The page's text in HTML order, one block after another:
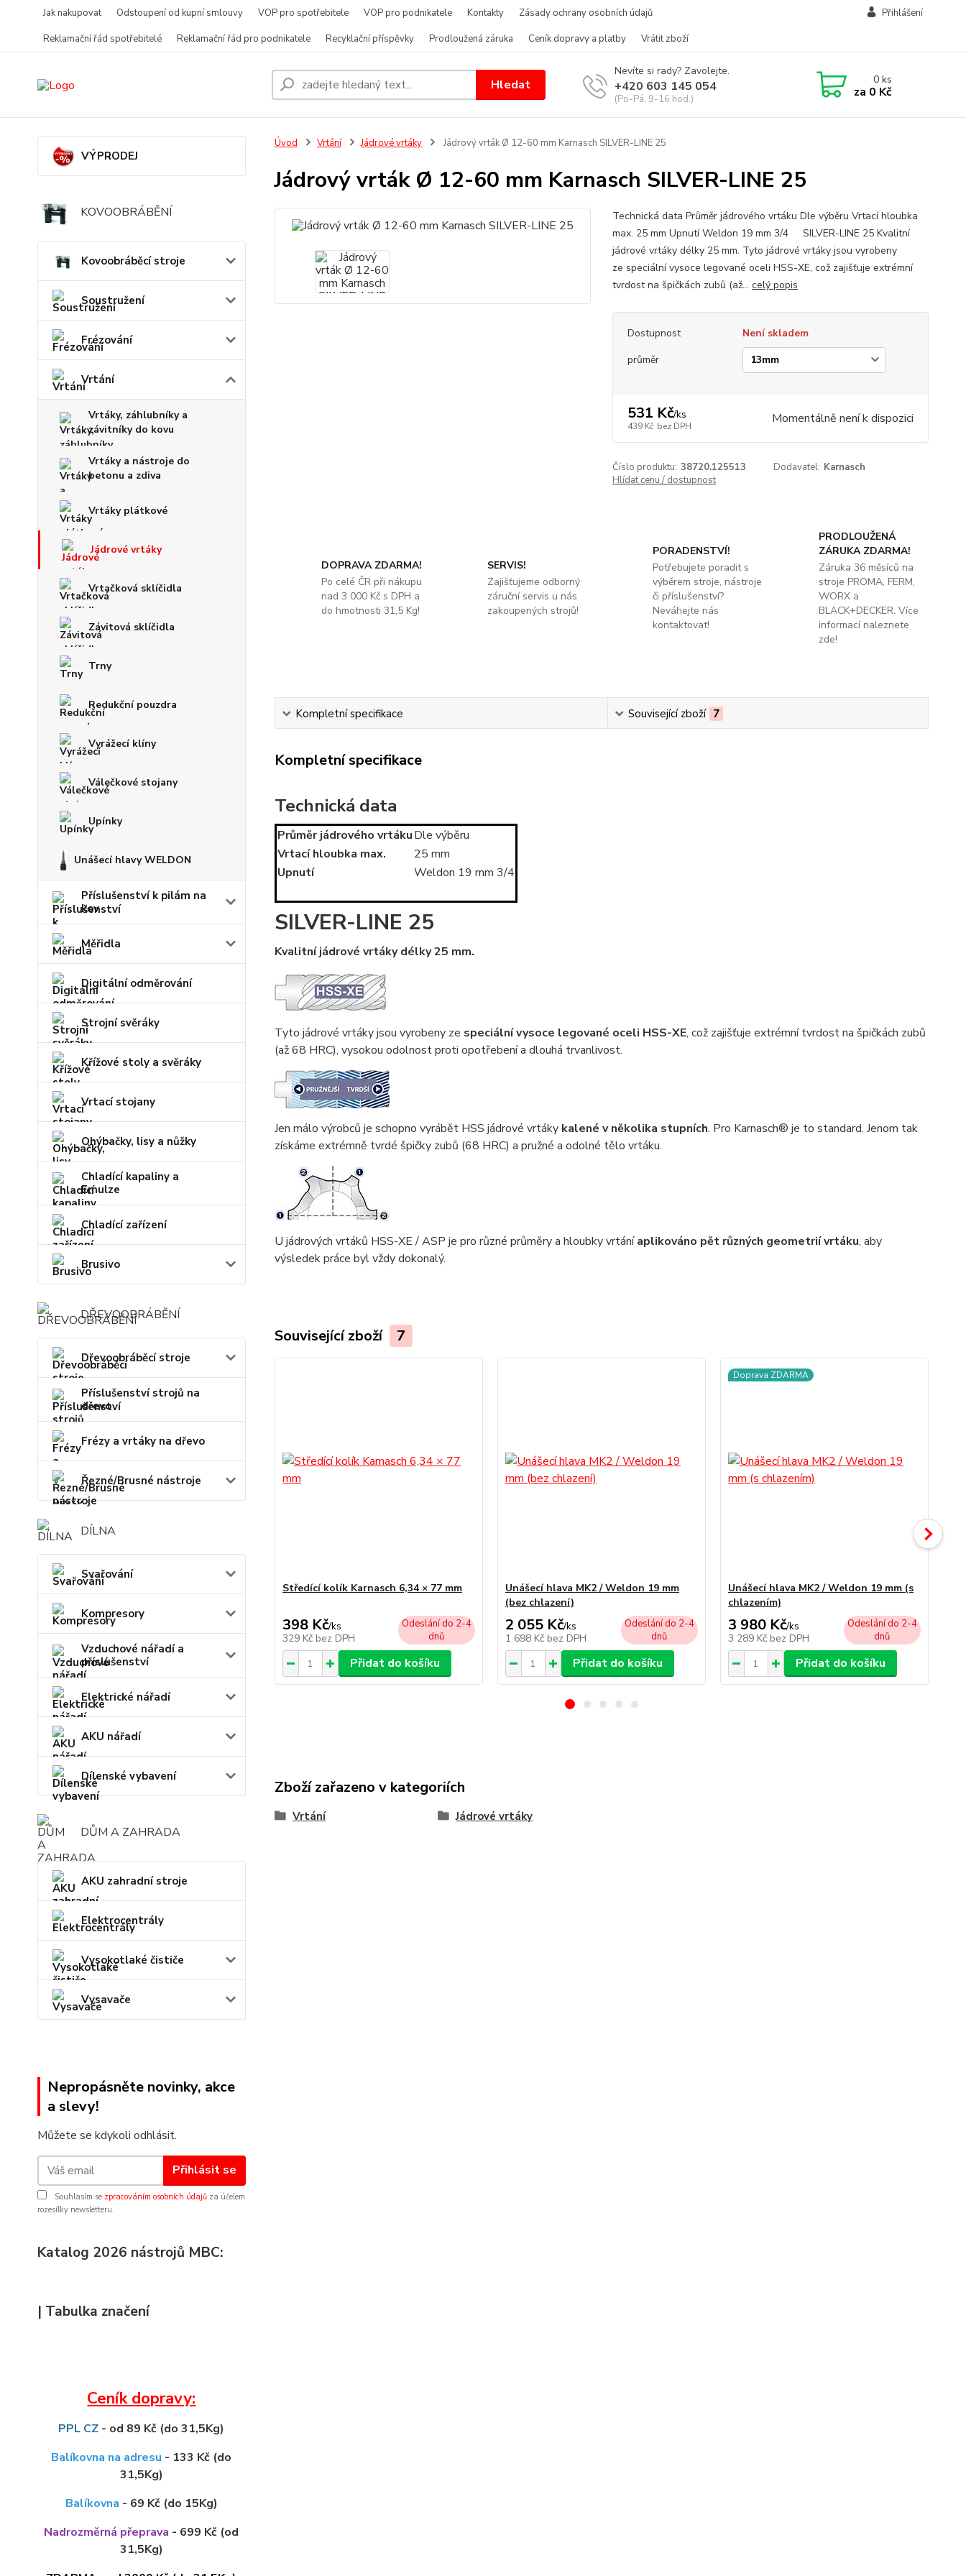
Jak nakupovat Odstoupení od kupní smlouvy VOP pro spotřebitele VOP pro podnikatele Kontakty
Zásady ochrany osobních údajů
Reklamační řád spotřebitelé
Reklamační řád pro podnikatele Recyklační příspěvky Prodloužená záruka Ceník dopravy a platby Vrátit zboží
Přihlášení
Hledat
Nevíte si rady? Zavolejte.
+420 603 145 054
(Po-Pá, 9-16 hod.)
0ks
za 0 Kč
VÝPRODEJ
KOVOOBRÁBĚNÍ
Kovoobráběcí stroje
Soustružení
Frézování
Vrtání
Vrtáky, záhlubníky a
závitníky do kovu
Vrtáky a nástroje do
betonu a zdiva
Vrtáky plátkové
Jádrové vrtáky
Vrtačková sklíčidla
Závitová sklíčidla
Trny
Redukční pouzdra
Vyrážecí klíny
Válečkové stojany
Upínky
Unášecí hlavy WELDON
Příslušenství k pilám na
kov
Měřidla
Digitální odměrování
Strojní svěráky
Křížové stoly a svěráky
Vrtací stojany
Ohýbačky, lisy a nůžky
Chladící kapaliny a
Emulze
Chladící zařízení
Brusivo
DŘEVOOBRÁBĚNÍ
Dřevoobráběcí stroje
Příslušenství strojů na
dřevo
Frézy a vrtáky na dřevo
Řezné/Brusné nástroje
DÍLNA
Svařování
Kompresory
Vzduchové nářadí a
příslušenství
Elektrické nářadí
AKU nářadí
Dílenské vybavení
DŮM A ZAHRADA
AKU zahradní stroje
Elektrocentrály
Vysokotlaké čističe
Vysavače
Nepropásněte novinky, akce
a slevy!
Můžete se kdykoli odhlásit.
Přihlásit se
Souhlasím se zpracováním osobních údajů za účelem
rozesílky newsletteru.
Katalog 2026 nástrojů MBC:
| Tabulka značení
Ceník dopravy:
PPL CZ - od 89 Kč (do 31,5Kg)
Balíkovna na adresu - 133 Kč (do
31,5Kg)
Balíkovna - 69 Kč (do 15Kg)
Nadrozměrná přeprava - 699 Kč (od
31,5Kg)
Úvod Vrtání Jádrové vrtáky Jádrový vrták Ø 12-60 mm Karnasch SILVER-LINE 25
Jádrový vrták Ø 12-60 mm Karnasch SILVER-LINE 25
Technická data Průměr jádrového vrtáku Dle výběru Vrtací hloubka
max. 25 mm Upnutí Weldon 19 mm 3/4 SILVER-LINE 25 Kvalitní
jádrové vrtáky délky 25 mm. Tyto jádrové vrtáky jsou vyrobeny
ze speciální vysoce legované oceli HSS-XE, což zajišťuje extrémní
tvrdost na špičkách zubů (až... celý popis
Dostupnost
Není skladem
průměr
531 Kč/ks
439 Kč bez DPH Momentálně není k dispozici
Číslo produktu: 38720.125513 Dodavatel: Karnasch
Hlídat cenu / dostupnost
DOPRAVA ZDARMA!
Po celé ČR při nákupu
nad 3 000 Kč s DPH a
do hmotnosti 31,5 Kg!
SERVIS!
Zajišťujeme odborný
záruční servis u nás
zakoupených strojů!
PORADENSTVÍ!
Potřebujete poradit s
výběrem stroje, nástroje
či příslušenství?
Neváhejte nás
kontaktovat!
PRODLOUŽENÁ
ZÁRUKA ZDARMA!
Záruka 36 měsíců na
stroje PROMA, FERM,
WORX a
BLACK+DECKER. Více
informací naleznete
zde!
Kompletní specifikace Související zboží 7
Kompletní specifikace
Technická data
Průměr jádrového vrtákuDle výběru
Vrtací hloubka max.
25 mm
Upnutí
Weldon 19 mm 3/4
SILVER-LINE 25
Kvalitní jádrové vrtáky délky 25 mm.
Tyto jádrové vrtáky jsou vyrobeny ze speciální vysoce legované oceli HSS-XE, což zajišťuje extrémní tvrdost na špičkách zubů
(až 68 HRC), vysokou odolnost proti opotřebení a dlouhá trvanlivost.
Jen málo výrobců je schopno vyrábět HSS jádrové vrtáky kalené v několika stupních. Pro Karnasch® je to standard. Jenom tak
získáme extrémně tvrdé špičky zubů (68 HRC) a pružné a odolné tělo vrtáku.
U jádrových vrtáků HSS-XE / ASP je pro různé průměry a hloubky vrtáníaplikováno pět různých geometrií vrtáku, aby
výsledek práce byl vždy dokonalý.
Související zboží 7
Středící kolík Karnasch 6,34 × 77 mm
398 Kč/ks
329 Kč bez DPH
Odeslání do 2-4
dnů
Přidat do košíku
Unášecí hlava MK2 / Weldon 19 mm
(bez chlazení)
2 055 Kč/ks
1 698 Kč bez DPH
Odeslání do 2-4
dnů
Přidat do košíku
Doprava ZDARMA
Unášecí hlava MK2 / Weldon 19 mm (s
chlazením)
3 980 Kč/ks
3 289 Kč bez DPH
Odeslání do 2-4
dnů
Přidat do košíku
Zboží zařazeno v kategoriích
Vrtání Jádrové vrtáky